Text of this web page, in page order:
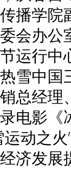
播学
会办
运行
雪中
总经
电影
动之
济发展